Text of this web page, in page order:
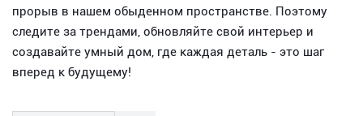
прорыв в нашем обыденном пространстве. Поэтому
следите за трендами, обновляйте свой интерьер и
создавайте умный дом, где каждая деталь - это шаг
вперед к будущему!